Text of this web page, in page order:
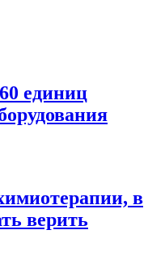
единиц
в
верить